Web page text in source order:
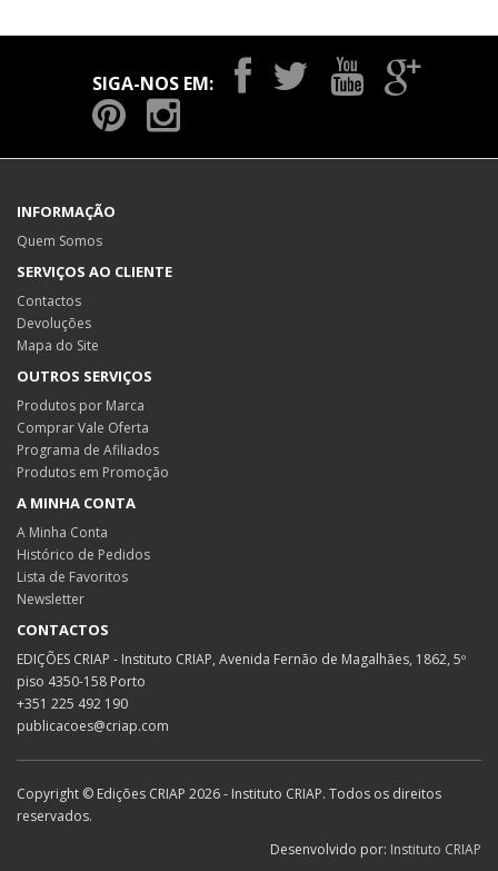
SIGA-NOS EM:
INFORMAÇÃO
Quem Somos
SERVIÇOS AO CLIENTE
Contactos
Devoluções
Mapa do Site
OUTROS SERVIÇOS
Produtos por Marca
Comprar Vale Oferta
Programa de Afiliados
Produtos em Promoção
A MINHA CONTA
A Minha Conta
Histórico de Pedidos
Lista de Favoritos
Newsletter
CONTACTOS
EDIÇÕES CRIAP - Instituto CRIAP, Avenida Fernão de Magalhães, 1862, 5º
piso 4350-158 Porto
+351 225 492 190
publicacoes@criap.com
Copyright © Edições CRIAP 2026 - Instituto CRIAP. Todos os direitos
reservados.
Desenvolvido por: Instituto CRIAP